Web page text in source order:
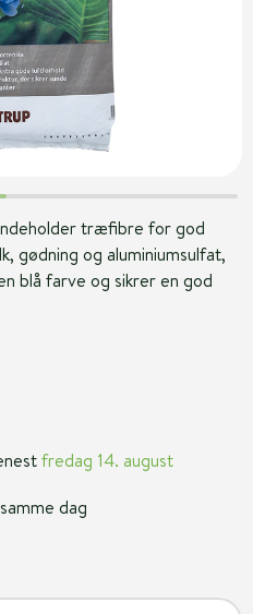
træfibre for god
gødning og aluminiumsulfat,
blå farve og sikrer en god
fredag 14. august
dag